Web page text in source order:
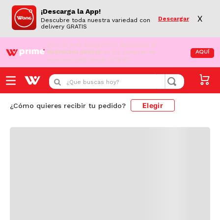
¡Descarga la App!
Descubre toda nuestra variedad con
delivery GRATIS
Descargar X
¡Aún no eres Wong Prime! Aprovecha el
DESPACHO GRATIS en tus compras de
supermercado desde S/79.90
AQUÍ
¿Que buscas hoy?
¿Cómo quieres recibir tu pedido? Elegir
Cargando comentarios...